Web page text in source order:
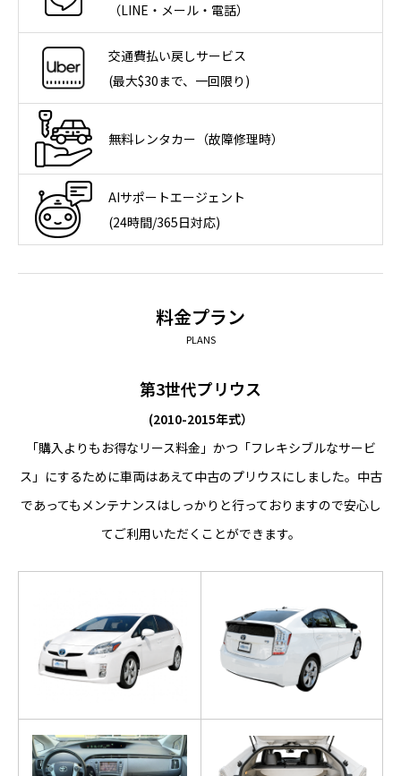
（LINE・メール・電話）
交通費払い戻しサービス
(最大$30まで、一回限り)
無料レンタカー（故障修理時）
AIサポートエージェント
(24時間/365日対応)
料金プラン
PLANS
第3世代プリウス
(2010-2015年式）
「購入よりもお得なリース料金」かつ「フレキシブルなサービ
ス」にするために車両はあえて中古のプリウスにしました。中古
であってもメンテナンスはしっかりと行っておりますので安心し
てご利用いただくことができます。